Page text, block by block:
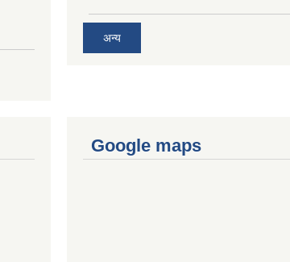
अन्य
Google maps